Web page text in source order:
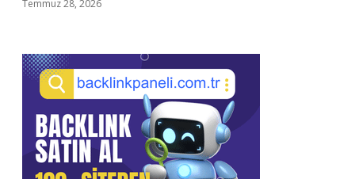
Temmuz 28, 2026